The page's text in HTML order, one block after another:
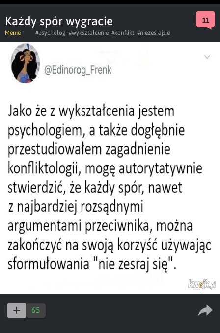
Każdy spór wygracie 11
Meme #psycholog #wyksztalcenie #konflikt #niezesrajsie
65